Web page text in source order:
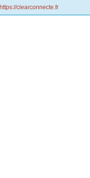
https://clearconnecte.fr